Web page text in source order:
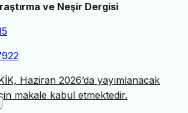
ve Neşir Dergisi
Haziran 2026’da yayımlanacak
makale kabul etmektedir.